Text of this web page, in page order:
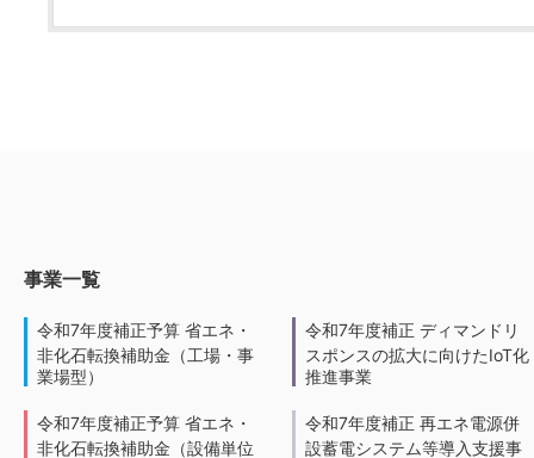
事業一覧
令和7年度補正予算 省エネ・
非化石転換補助金（工場・事
業場型）
令和7年度補正予算 省エネ・
非化石転換補助金（設備単位
令和7年度補正 ディマンドリ
スポンスの拡大に向けたIoT化
推進事業
令和7年度補正 再エネ電源併
設蓄電システム等導入支援事